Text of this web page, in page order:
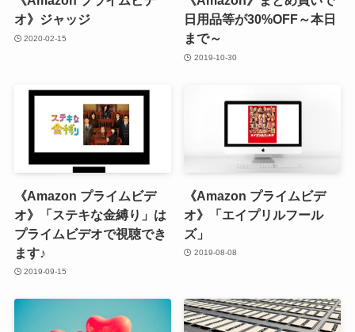
オ》ジャッジ
2020-02-15
日用品等が30%OFF～本日
まで～
2019-10-30
《Amazon プライムビデ
オ》「ステキな金縛り」は
プライムビデオで視聴でき
ます♪
2019-09-15
《Amazon プライムビデ
オ》「エイプリルフール
ズ」
2019-08-08